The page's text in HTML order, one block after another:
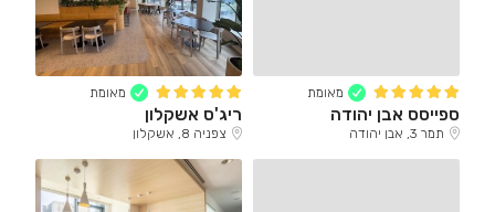
מאומת
ספייסס אבן יהודה
תמר 3, אבן יהודה
מאומת
ריג'ס אשקלון
צפניה 8, אשקלון